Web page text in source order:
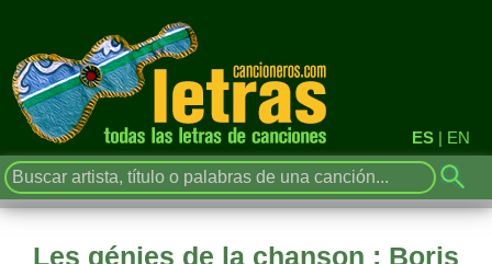
ES | EN
Les génies de la chanson : Boris